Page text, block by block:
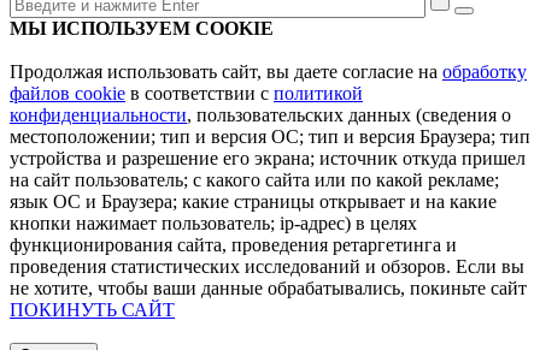
МЫ ИСПОЛЬЗУЕМ COOKIE
Продолжая использовать сайт, вы даете согласие на обработку
файлов cookie в соответствии с политикой
конфиденциальности, пользовательских данных (сведения о
местоположении; тип и версия ОС; тип и версия Браузера; тип
устройства и разрешение его экрана; источник откуда пришел
на сайт пользователь; с какого сайта или по какой рекламе;
язык ОС и Браузера; какие страницы открывает и на какие
кнопки нажимает пользователь; ip-адрес) в целях
функционирования сайта, проведения ретаргетинга и
проведения статистических исследований и обзоров. Если вы
не хотите, чтобы ваши данные обрабатывались, покиньте сайт
ПОКИНУТЬ САЙТ